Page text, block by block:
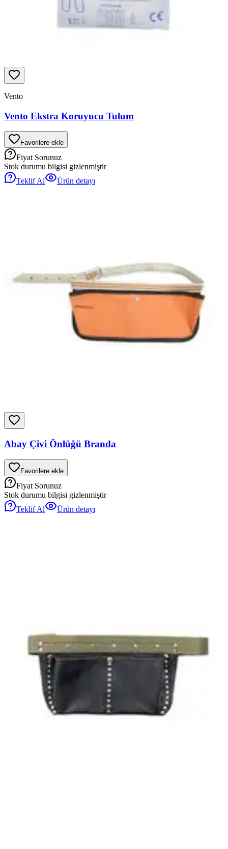
Vento
Vento Ekstra Koruyucu Tulum
Favorilere ekle
Fiyat Sorunuz
Stok durumu bilgisi gizlenmiştir
Teklif Al
Ürün detayı
Abay Çivi Önlüğü Branda
Favorilere ekle
Fiyat Sorunuz
Stok durumu bilgisi gizlenmiştir
Teklif Al
Ürün detayı